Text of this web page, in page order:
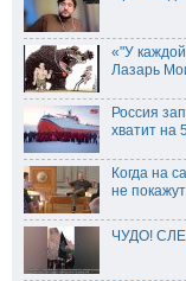
«"У
Лазарь
Россия
хватит на
Когда на
не
ЧУДО!